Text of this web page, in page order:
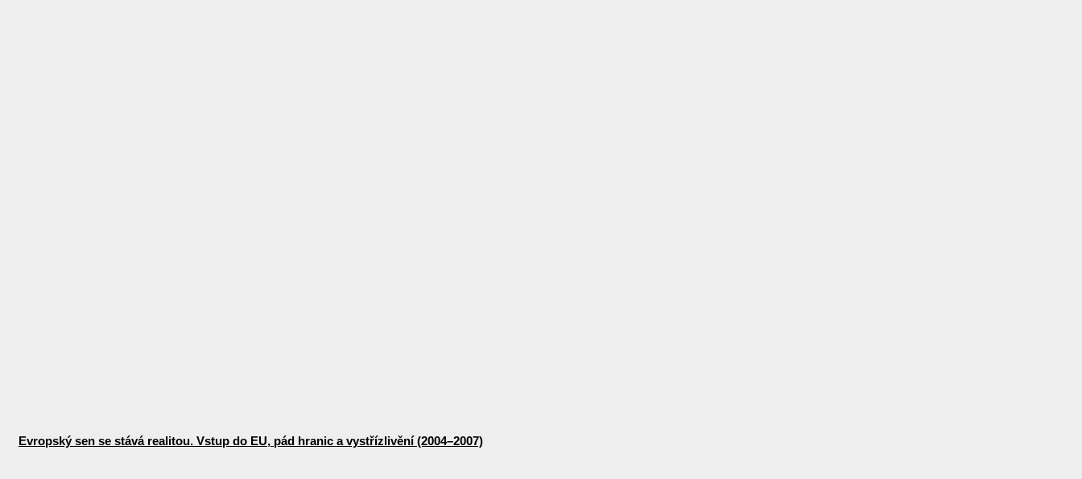
Evropský sen se stává realitou. Vstup do EU, pád hranic a vystřízlivění (2004–2007)